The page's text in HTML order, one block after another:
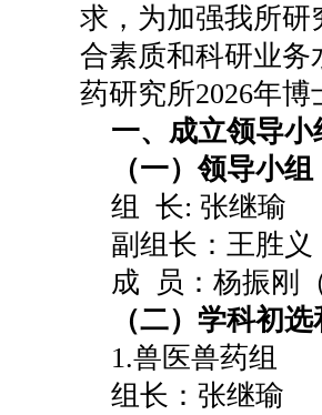
求，为加强我所研
合素质和科研业务
药研究所2026年
一、成立领导
（一）领导小组
组 长: 张继瑜
副组长：王胜义
成 员：杨振刚
（二）学科初
1.兽医兽药组
组长：张继瑜